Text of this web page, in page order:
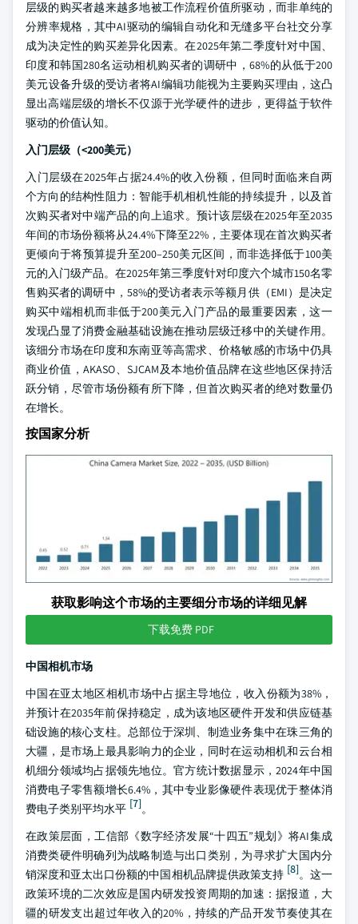
层级的购买者越来越多地被工作流程价值所驱动，而非单纯的
分辨率规格，其中AI驱动的编辑自动化和无缝多平台社交分享
成为决定性的购买差异化因素。在2025年第二季度针对中国、
印度和韩国280名运动相机购买者的调研中，68%的从低于200
美元设备升级的受访者将AI编辑功能视为主要购买理由，这凸
显出高端层级的增长不仅源于光学硬件的进步，更得益于软件
驱动的价值认知。
入门层级（<200美元）
入门层级在2025年占据24.4%的收入份额，但同时面临来自两
个方向的结构性阻力：智能手机相机性能的持续提升，以及首
次购买者对中端产品的向上追求。预计该层级在2025年至2035
年间的市场份额将从24.4%下降至22%，主要体现在首次购买者
更倾向于将预算提升至200–250美元区间，而非选择低于100美
元的入门级产品。在2025年第三季度针对印度六个城市150名零
售购买者的调研中，58%的受访者表示等额月供（EMI）是决定
购买中端相机而非低于200美元入门产品的最重要因素，这一
发现凸显了消费金融基础设施在推动层级迁移中的关键作用。
该细分市场在印度和东南亚等高需求、价格敏感的市场中仍具
商业价值，AKASO、SJCAM及本地价值品牌在这些地区保持活
跃分销，尽管市场份额有所下降，但首次购买者的绝对数量仍
在增长。
按国家分析
获取影响这个市场的主要细分市场的详细见解
下载免费 PDF
中国相机市场
中国在亚太地区相机市场中占据主导地位，收入份额为38%，
并预计在2035年前保持稳定，成为该地区硬件开发和供应链基
础设施的核心支柱。总部位于深圳、制造业务集中在珠三角的
大疆，是市场上最具影响力的企业，同时在运动相机和云台相
机细分领域均占据领先地位。官方统计数据显示，2024年中国
消费电子零售额增长6.4%，其中专业影像硬件表现优于整体消
费电子类别平均水平 [7]。
在政策层面，工信部《数字经济发展“十四五”规划》将AI集成
消费类硬件明确列为战略制造与出口类别，为寻求扩大国内分
销深度和亚太出口份额的中国相机品牌提供政策支持 [8]。这一
政策环境的二次效应是国内研发投资周期的加速：据报道，大
疆的研发支出超过年收入的20%，持续的产品开发节奏使其在